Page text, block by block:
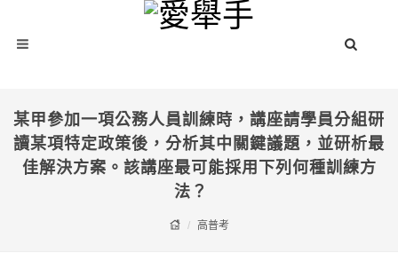
某甲參加一項公務人員訓練時，講座請學員分組研
讀某項特定政策後，分析其中關鍵議題，並研析最
佳解決方案。該講座最可能採用下列何種訓練方
法？
高普考